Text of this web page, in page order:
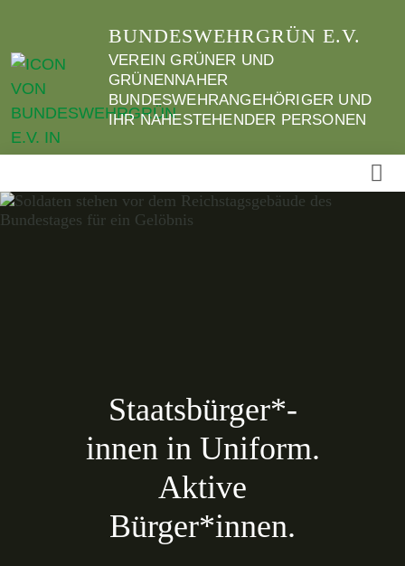
Inhalt
BUNDESWEHRGRÜN E.V.
VEREIN GRÜNER UND
GRÜNENNAHER
BUNDESWEHRANGEHÖRIGER UND
IHR NAHESTEHENDER PERSONEN
Staatsbürger*­
innen in Uniform.
Aktive
Bürger*innen.